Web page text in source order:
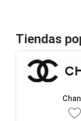
Tiendas